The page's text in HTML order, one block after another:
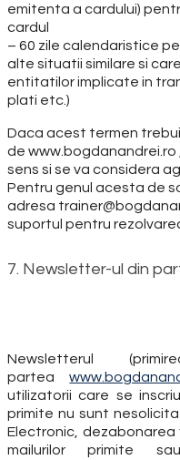
emitenta a cardului)
cardul
– 60 zile calendaristice
alte situatii similare si
entitatilor implicate in
plati etc.)
Daca acest termen
de
sens si se va considera
Pentru genul acesta de
adresa
suportul pentru
7. Newsletter-ul din
Newsletterul
partea
utilizatorii care se
primite nu sunt
Electronic, dezabonarea
mailurilor primite